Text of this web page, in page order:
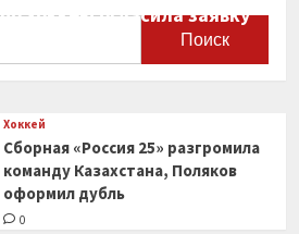
хоккею огласила заявку
Хоккей
Сборная «Россия 25» разгромила
команду Казахстана, Поляков
оформил дубль
0